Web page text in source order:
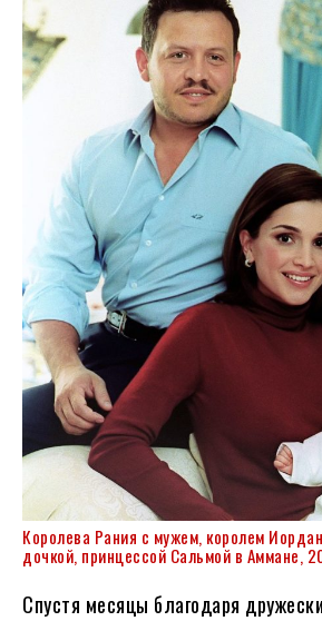
Королева Рания с мужем, королем
дочкой, принцессой Сальмой в Аммане,
Спустя месяцы благодаря